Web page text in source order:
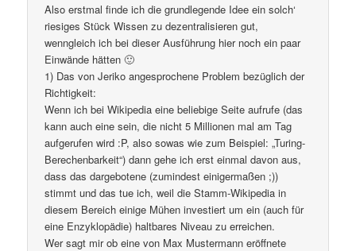
Also erstmal finde ich die grundlegende Idee ein solch‘
riesiges Stück Wissen zu dezentralisieren gut,
wenngleich ich bei dieser Ausführung hier noch ein paar
Einwände hätten 🙂
1) Das von Jeriko angesprochene Problem bezüglich der
Richtigkeit:
Wenn ich bei Wikipedia eine beliebige Seite aufrufe (das
kann auch eine sein, die nicht 5 Millionen mal am Tag
aufgerufen wird :P, also sowas wie zum Beispiel: „Turing-
Berechenbarkeit“) dann gehe ich erst einmal davon aus,
dass das dargebotene (zumindest einigermaßen ;))
stimmt und das tue ich, weil die Stamm-Wikipedia in
diesem Bereich einige Mühen investiert um ein (auch für
eine Enzyklopädie) haltbares Niveau zu erreichen.
Wer sagt mir ob eine von Max Mustermann eröffnete